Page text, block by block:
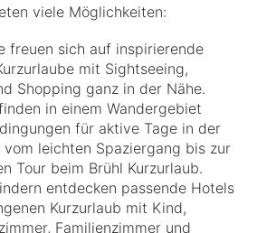
viele Möglichkeiten:
freuen sich auf inspirierende
mit Sightseeing,
Shopping ganz in der Nähe.
in einem Wandergebiet
für aktive Tage in der
leichten Spaziergang bis zur
Tour beim Brühl Kurzurlaub.
entdecken passende Hotels
Kurzurlaub mit Kind,
Familienzimmer und